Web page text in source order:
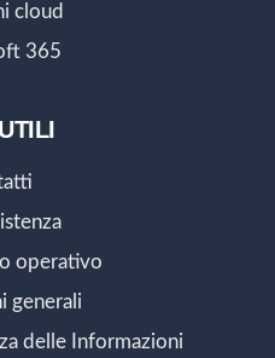
cloud
365
operativo
generali
delle Informazioni